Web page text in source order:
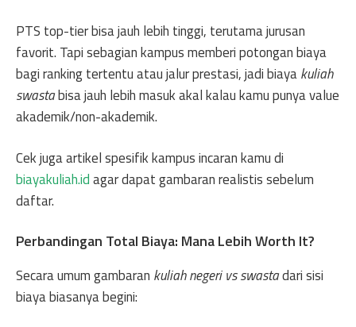
PTS top-tier bisa jauh lebih tinggi, terutama jurusan
favorit. Tapi sebagian kampus memberi potongan biaya
bagi ranking tertentu atau jalur prestasi, jadi biayakuliah
swastabisa jauh lebih masuk akal kalau kamu punya value
akademik/non-akademik.
Cek juga artikel spesifik kampus incaran kamu di
biayakuliah.idagar dapat gambaran realistis sebelum
daftar.
Perbandingan Total Biaya: Mana Lebih Worth It?
Secara umum gambaran kuliah negeri vs swastadari sisi
biaya biasanya begini: